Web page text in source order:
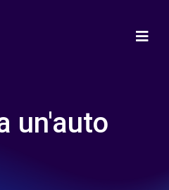
un'auto